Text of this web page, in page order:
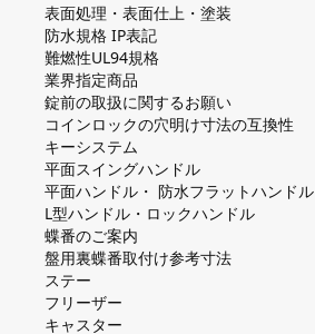
表面処理・表面仕上・塗装
防⽔規格 IP表記
難燃性UL94規格
業界指定商品
錠前の取扱に関するお願い
コインロックの⽳明け⼨法の互換性
キーシステム
平⾯スイングハンドル
平⾯ハンドル・ 防⽔フラットハンドル
L型ハンドル・ロックハンドル
蝶番のご案内
盤⽤裏蝶番取付け参考⼨法
ステー
フリーザー
キャスター